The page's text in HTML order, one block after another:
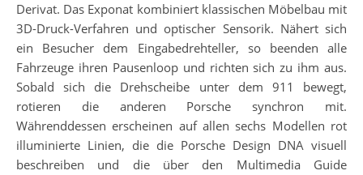
Derivat. Das Exponat kombiniert klassischen Möbelbau mit
3D-Druck-Verfahren und optischer Sensorik. Nähert sich
ein Besucher dem Eingabedrehteller, so beenden alle
Fahrzeuge ihren Pausenloop und richten sich zu ihm aus.
Sobald sich die Drehscheibe unter dem 911 bewegt,
rotieren die anderen Porsche synchron mit.
Währenddessen erscheinen auf allen sechs Modellen rot
illuminierte Linien, die die Porsche Design DNA visuell
beschreiben und die über den Multimedia Guide